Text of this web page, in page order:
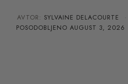
AVTOR: SYLVAINE DELACOURTE ·
POSODOBLJENO AUGUST 3, 2026